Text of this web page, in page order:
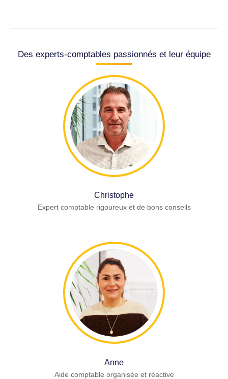
Des experts-comptables passionnés et leur équipe
Christophe
Expert comptable rigoureux et de bons conseils
Anne
Aide comptable organisée et réactive